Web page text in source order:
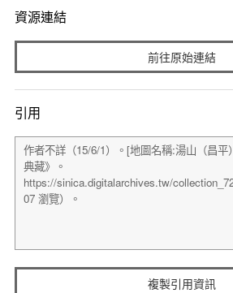
資源連結
前往原始連結
引用
複製引用資訊